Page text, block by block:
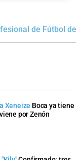
de Fútbol de
Xeneize Boca ya tiene
por Zenón